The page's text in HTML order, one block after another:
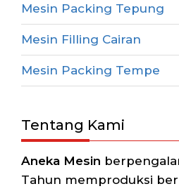
Mesin Packing Tepung
Mesin Filling Cairan
Mesin Packing Tempe
Tentang Kami
Aneka Mesin
Tahun memproduksi